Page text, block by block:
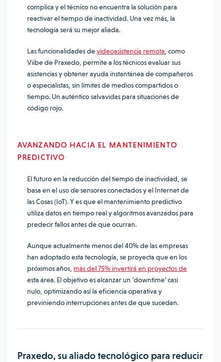
complica y el técnico no encuentra la solución para
reactivar el tiempo de inactividad. Una vez más, la
tecnología será su mejor aliada.
Las funcionalidades devideoasistencia remota , como
Viibe de Praxedo, permite a los técnicos evaluar sus
asistencias y obtener ayuda instantánea de compañeros
o especialistas, sin límites de medios compartidos o
tiempo. Un auténtico salvavidas para situaciones de
código rojo.
AVANZANDO HACIA EL MANTENIMIENTO
PREDICTIVO
El futuro en la reducción del tiempo de inactividad, se
basa en el uso de sensores conectados y el Internet de
las Cosas (IoT). Y es que el mantenimiento predictivo
utiliza datos en tiempo real y algoritmos avanzados para
predecir fallos antes de que ocurran.
Aunque actualmente menos del 40% de las empresas
han adoptado esta tecnología, se proyecta que en los
próximos años, más del 75% invertirá en proyectos de
esta área. El objetivo es alcanzar un ‘downtime’ casi
nulo, optimizando así la eficiencia operativa y
previniendo interrupciones antes de que sucedan.
Praxedo, su aliado tecnológico para reducir